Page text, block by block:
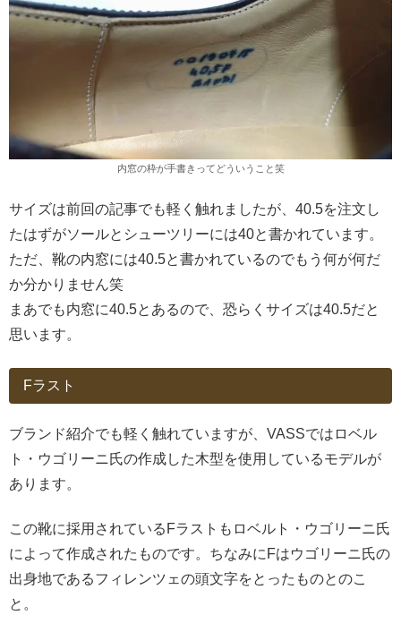
内窓の枠が手書きってどういうこと笑
サイズは前回の記事でも軽く触れましたが、40.5を注文し
たはずがソールとシューツリーには40と書かれています。
ただ、靴の内窓には40.5と書かれているのでもう何が何だ
か分かりません笑
まあでも内窓に40.5とあるので、恐らくサイズは40.5だと
思います。
Fラスト
ブランド紹介でも軽く触れていますが、VASSではロベル
ト・ウゴリーニ氏の作成した木型を使用しているモデルが
あります。
この靴に採用されているFラストもロベルト・ウゴリーニ氏
によって作成されたものです。ちなみにFはウゴリーニ氏の
出身地であるフィレンツェの頭文字をとったものとのこ
と。